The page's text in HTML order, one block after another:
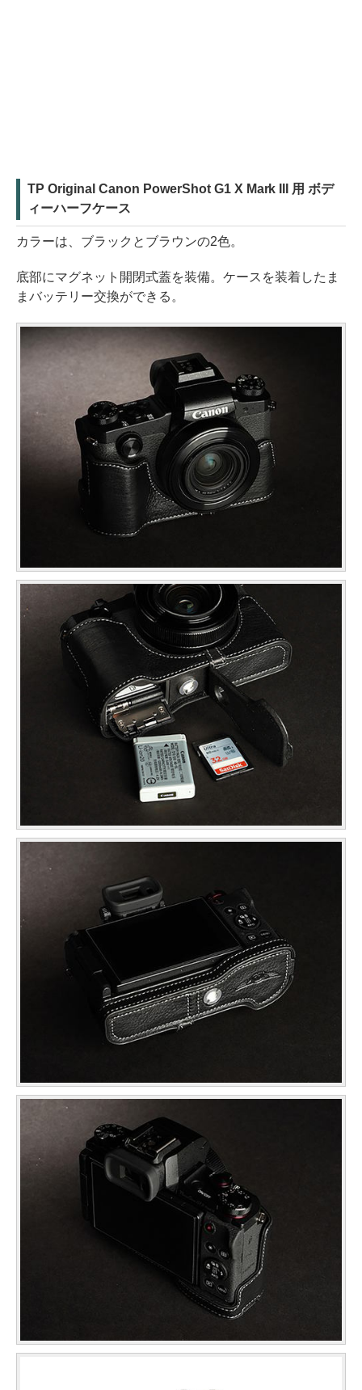
TP Original Canon PowerShot G1 X Mark III 用 ボデ
ィーハーフケース
カラーは、ブラックとブラウンの2色。
底部にマグネット開閉式蓋を装備。ケースを装着したま
まバッテリー交換ができる。